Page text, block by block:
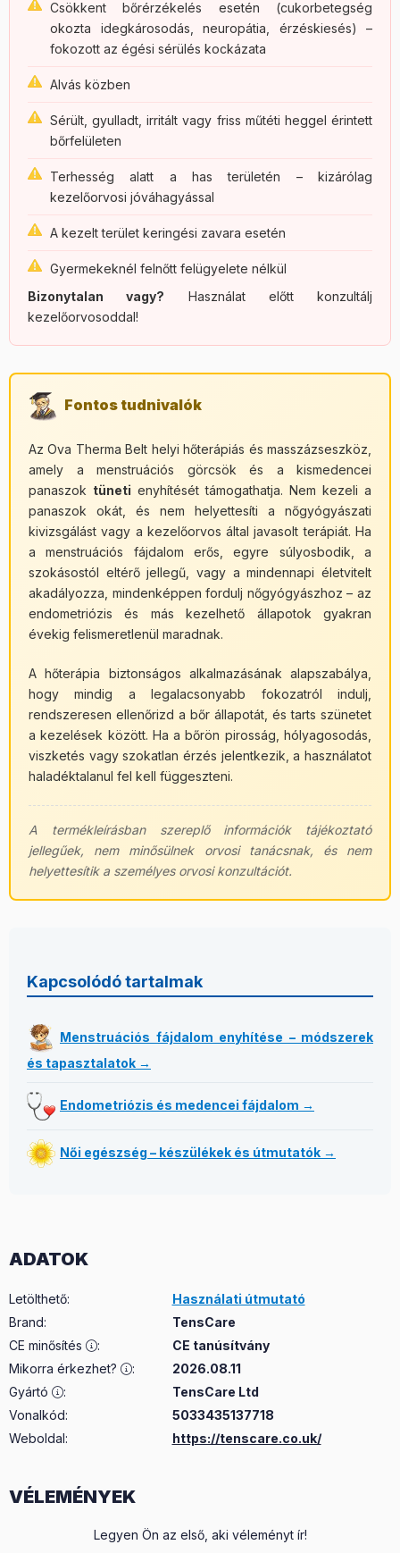
Csökkent bőrérzékelés esetén (cukorbetegség
okozta idegkárosodás, neuropátia, érzéskiesés) –
fokozott az égési sérülés kockázata
Alvás közben
Sérült, gyulladt, irritált vagy friss műtéti heggel érintett
bőrfelületen
Terhesség alatt a has területén – kizárólag
kezelőorvosi jóváhagyással
A kezelt terület keringési zavara esetén
Gyermekeknél felnőtt felügyelete nélkül
Bizonytalan vagy? Használat előtt konzultálj
kezelőorvosoddal!
Fontos tudnivalók
Az Ova Therma Belt helyi hőterápiás és masszázseszköz,
amely a menstruációs görcsök és a kismedencei
panaszok tüneti enyhítését támogathatja. Nem kezeli a
panaszok okát, és nem helyettesíti a nőgyógyászati
kivizsgálást vagy a kezelőorvos által javasolt terápiát. Ha
a menstruációs fájdalom erős, egyre súlyosbodik, a
szokásostól eltérő jellegű, vagy a mindennapi életvitelt
akadályozza, mindenképpen fordulj nőgyógyászhoz – az
endometriózis és más kezelhető állapotok gyakran
évekig felismeretlenül maradnak.
A hőterápia biztonságos alkalmazásának alapszabálya,
hogy mindig a legalacsonyabb fokozatról indulj,
rendszeresen ellenőrizd a bőr állapotát, és tarts szünetet
a kezelések között. Ha a bőrön pirosság, hólyagosodás,
viszketés vagy szokatlan érzés jelentkezik, a használatot
haladéktalanul fel kell függeszteni.
A termékleírásban szereplő információk tájékoztató
jellegűek, nem minősülnek orvosi tanácsnak, és nem
helyettesítik a személyes orvosi konzultációt.
Kapcsolódó tartalmak
Menstruációs fájdalom enyhítése – módszerek
és tapasztalatok →
Endometriózis és medencei fájdalom →
Női egészség – készülékek és útmutatók →
ADATOK
Letölthető:
Használati útmutató
Brand:
TensCare
CE minősítés
:
CE tanúsítvány
Mikorra érkezhet?
:
2026.08.11
Gyártó
:
TensCare Ltd
Vonalkód:
5033435137718
Weboldal:
https://tenscare.co.uk/
VÉLEMÉNYEK
Legyen Ön az első, aki véleményt ír!